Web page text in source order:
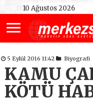
10 Ağustos 2026
5 Eylül 2016 11:42 Biyografi
KAMU
KÖTÜ